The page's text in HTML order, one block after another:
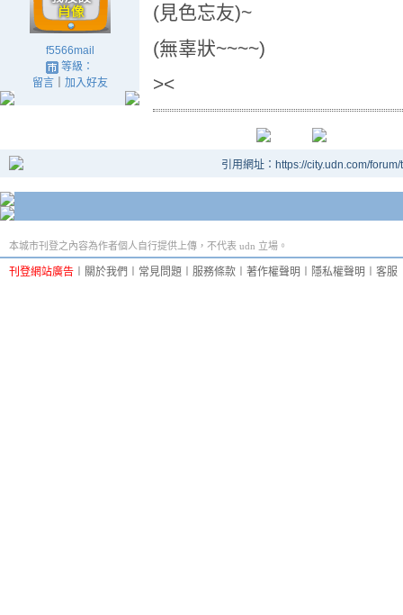
f5566mail
等級：
留言｜ 加入好友
(見色忘友)~
(無辜狀~~~~)
><
引用網址：https://city.udn.com/
本城市刊登之內容為作者個人自行提供上傳，不代表 udn 立場。
刊登網站廣告 關於我們 常見問題 服務條款 著作權聲明 隱私權聲明 客服